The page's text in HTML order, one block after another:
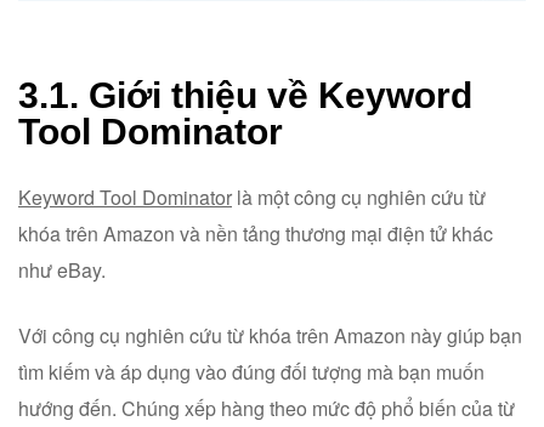
3.1. Giới thiệu về Keyword
Tool Dominator
Keyword Tool Dominator là một công cụ nghiên cứu từ
khóa trên Amazon và nền tảng thương mại điện tử khác
như eBay.
Với công cụ nghiên cứu từ khóa trên Amazon này giúp bạn
tìm kiếm và áp dụng vào đúng đối tượng mà bạn muốn
hướng đến. Chúng xếp hàng theo mức độ phổ biến của từ